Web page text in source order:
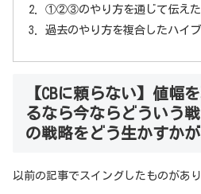
①②③のやり方を通じて伝えた
過去のやり方を複合したハイ
【CBに頼らない】値幅
るなら今ならどういう
の戦略をどう生かすかが
以前の記事でスイングしたものがあり